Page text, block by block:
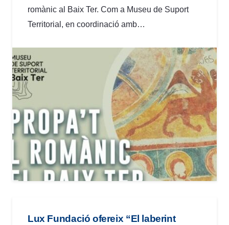
romànic al Baix Ter. Com a Museu de Suport
Territorial, en coordinació amb…
Lux Fundació ofereix “El laberint